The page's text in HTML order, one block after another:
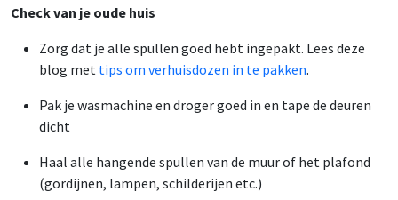
Check van je oude huis
Zorg dat je alle spullen goed hebt ingepakt. Lees deze
blog met tips om verhuisdozen in te pakken.
Pak je wasmachine en droger goed in en tape de deuren
dicht
Haal alle hangende spullen van de muur of het plafond
(gordijnen, lampen, schilderijen etc.)